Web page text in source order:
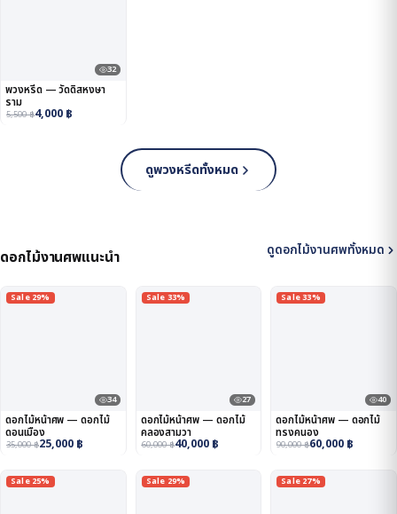
32
พวงหรีด — วัดดิสหงษา
ราม
5,500฿4,000 ฿
ดูพวงหรีดทั้งหมด
ดอกไม้งานศพแนะนำ ดูดอกไม้งานศพทั้งหมด
Sale 29%
34
ดอกไม้หน้าศพ — ดอกไม้
ดอนเมือง
35,000฿25,000 ฿
Sale 33%
27
ดอกไม้หน้าศพ — ดอกไม้
คลองสามวา
60,000฿40,000 ฿
Sale 33%
40
ดอกไม้หน้าศพ — ดอกไม้
ทรงคนอง
90,000฿60,000 ฿
Sale 25% Sale 29% Sale 27%